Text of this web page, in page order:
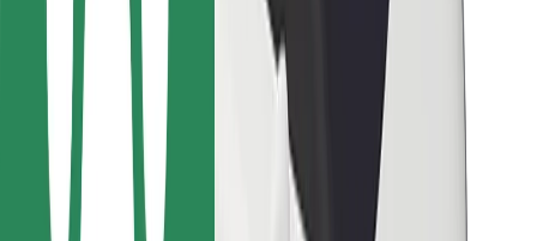
Bolt Food
ავტოპარკის მფლობელებისთვის
რესტორნებისთვის
Bolt for Business
სხვა
მომწოდებლები